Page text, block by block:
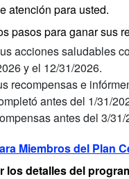
atención para usted.
pasos para ganar sus
acciones saludables
y el 12/31/2026.
recompensas e
antes del 1/31/
antes del 3/31/
Miembros del Plan
los detalles del